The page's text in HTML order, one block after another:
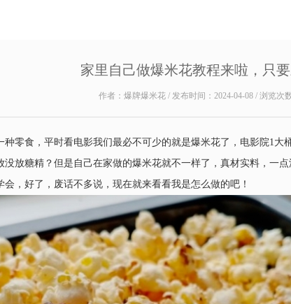
家里自己做爆米花教程来啦，只
作者：爆牌爆米花 / 发布时间：2024-04-08 / 浏览次
零食，平时看电影我们最必不可少的就是爆米花了，电影院1
放糖精？但是自己在家做的爆米花就不一样了，真材实料，一
，好了，废话不多说，现在就来看看我是怎么做的吧！